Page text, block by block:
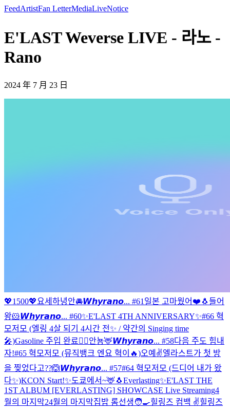
FeedArtistFan LetterMediaLiveNotice
E'LAST Weverse LIVE - 라노 -
Rano
2024 年 7 月 23 日
💖1500💖 요세하녕안🚘𝙒𝙝𝙮𝙧𝙖𝙣𝙤... #61 일본 고마웠어❤️ 🐧들어
왕🐹𝙒𝙝𝙮𝙧𝙖𝙣𝙤... #60✨E'LAST 4TH ANNIVERSARY✨#66 혁
모저모 (엘링 4살 되기 4시간 전✨ / 약간의 Singing time
🎤)Gasoline 주입 완료❤️‍🔥안뇽🦌𝙒𝙝𝙮𝙧𝙖𝙣𝙤... #58다음 주도 힘내
자!#65 혁모저모 (뮤직뱅크 엔요 혁이🔥)오예✌️엘라스트가 첫 방
을 찢었다고??🙆𝙒𝙝𝙮𝙧𝙖𝙣𝙤... #57#64 혁모저모 (드디어 내가 왔
다✨)KCON Start!✨도쿄에서~🦌 🐧Everlasting✨E'LAST THE
1ST ALBUM [EVERLASTING] SHOWCASE Live Streaming4
월의 마지막24월의 마지막집밥 롬선생🧑‍🍳힐링즈 컴백 ✌️힐링즈